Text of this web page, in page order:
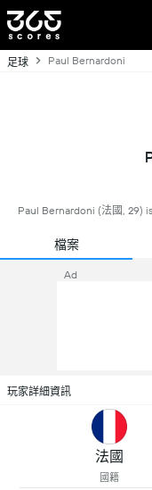
足球 Paul Bernardoni
Paul Bernardoni (法國, 29)
檔案
Ad
玩家詳細資訊
法國
國籍